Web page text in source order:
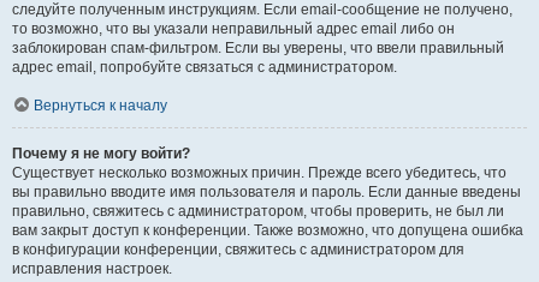
следуйте полученным инструкциям. Если email-сообщение не получено,
то возможно, что вы указали неправильный адрес email либо он
заблокирован спам-фильтром. Если вы уверены, что ввели правильный
адрес email, попробуйте связаться с администратором.
Вернуться к началу
Почему я не могу войти?
Существует несколько возможных причин. Прежде всего убедитесь, что
вы правильно вводите имя пользователя и пароль. Если данные введены
правильно, свяжитесь с администратором, чтобы проверить, не был ли
вам закрыт доступ к конференции. Также возможно, что допущена ошибка
в конфигурации конференции, свяжитесь с администратором для
исправления настроек.